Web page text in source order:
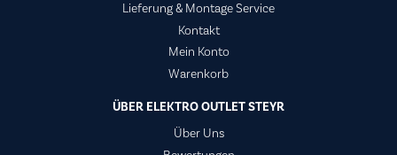
Lieferung & Montage Service
Kontakt
Mein Konto
Warenkorb
ÜBER ELEKTRO OUTLET STEYR
Über Uns